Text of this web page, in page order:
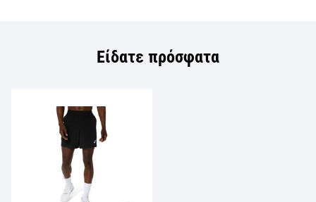
Είδατε πρόσφατα